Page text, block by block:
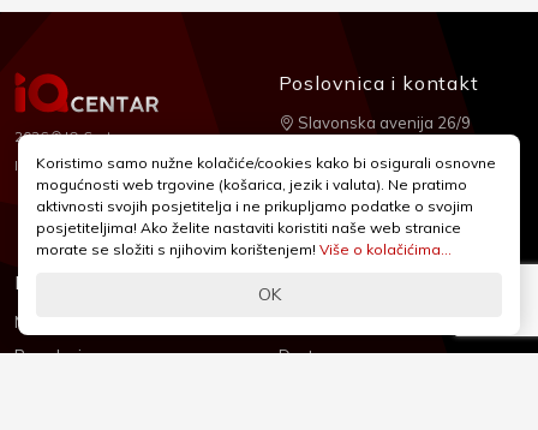
2026 © IQ Centar
Izrada:Nubilus
Informacije
Novosti & Promocije
Brandovi
Podrška
Dostava
Poslovnica i kontakt
Slavonska avenija 26/9
+385 1 2455 950
webshop@iqcentar.hr
Pon - Pet od 9 - 17h
Koristimo samo nužne kolačiće/cookies kako bi osigurali osnovne
mogućnosti web trgovine (košarica, jezik i valuta). Ne pratimo
aktivnosti svojih posjetitelja i ne prikupljamo podatke o svojim
posjetiteljima! Ako želite nastaviti koristiti naše web stranice
morate se složiti s njihovim korištenjem! Više o kolačićima...
OK